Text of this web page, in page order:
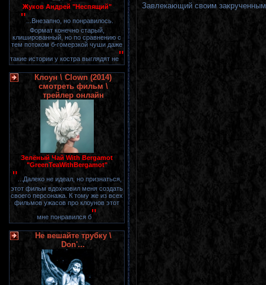
Жуков Андрей "Неспящий"
" ...Внезапно, но понравилось.
Формат конечно старый,
клишированный, но по сравнению с
тем потоком б-гомерзкой чуши даже
такие истории у костра выглядят не"
Клоун \ Clown (2014)
смотреть фильм \
трейлер онлайн
Зелёный Чай With Bergamot
"GreenTeaWithBergamot"
" ...Далеко не идеал, но признаться,
этот фильм вдохновил меня создать
своего персонажа. К тому же из всех
фильмов ужасов про клоунов этот
мне понравился б"
Не вешайте трубку \
Don'...
Завлекающий своим